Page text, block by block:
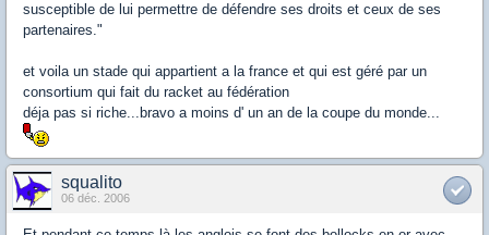
susceptible de lui permettre de défendre ses droits et ceux de ses
partenaires."
et voila un stade qui appartient a la france et qui est géré par un
consortium qui fait du racket au fédération
déja pas si riche...bravo a moins d' un an de la coupe du monde...
squalito
06 déc. 2006